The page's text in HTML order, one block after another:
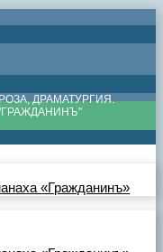
ДРАМАТУРГИЯ.
«Гражданинъ»